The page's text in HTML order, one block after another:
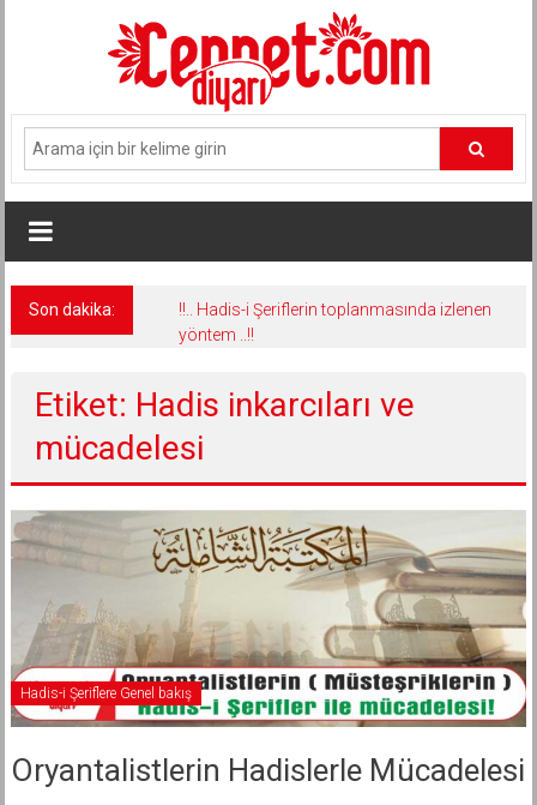
Son dakika:
!!.. Hadis-i Şeriflerin toplanmasında izlenen
yöntem ..!!
Etiket: Hadis inkarcıları ve
mücadelesi
Hadis-i Şeriflere Genel bakış
Oryantalistlerin Hadislerle Mücadelesi